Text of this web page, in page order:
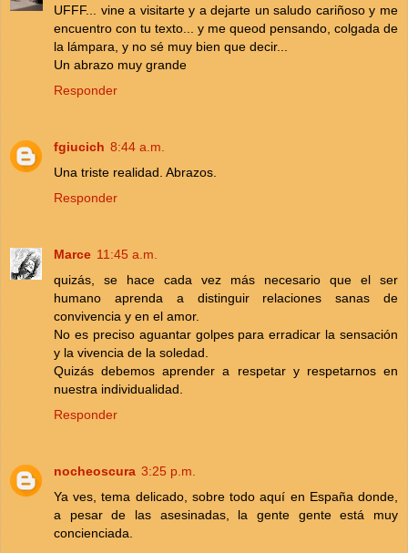
UFFF... vine a visitarte y a dejarte un saludo cariñoso y me
encuentro con tu texto... y me queod pensando, colgada de
la lámpara, y no sé muy bien que decir...
Un abrazo muy grande
Responder
fgiucich 8:44 a.m.
Una triste realidad. Abrazos.
Responder
Marce 11:45 a.m.
quizás, se hace cada vez más necesario que el ser
humano aprenda a distinguir relaciones sanas de
convivencia y en el amor.
No es preciso aguantar golpes para erradicar la sensación
y la vivencia de la soledad.
Quizás debemos aprender a respetar y respetarnos en
nuestra individualidad.
Responder
nocheoscura 3:25 p.m.
Ya ves, tema delicado, sobre todo aquí en España donde,
a pesar de las asesinadas, la gente gente está muy
concienciada.